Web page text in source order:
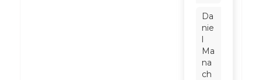
Da
nie
l
Ma
na
ch